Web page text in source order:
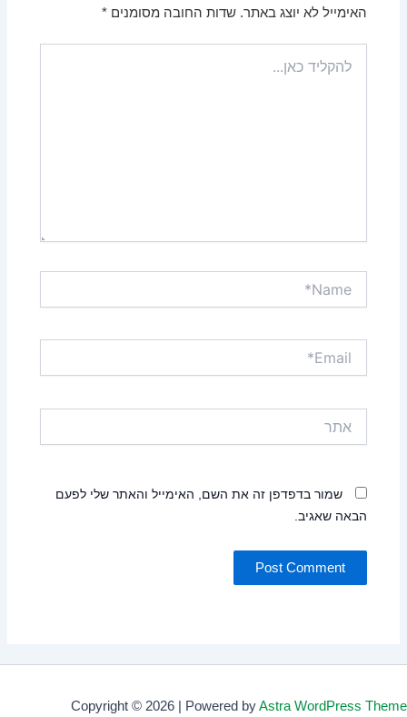
האימייל לא יוצג באתר. שדות החובה מסומנים*
כאן...
שמור בדפדפן זה את השם, האימייל והאתר שלי לפעם
הבאה שאגיב.
Copyright © 2026 | Powered byAstra WordPress Theme